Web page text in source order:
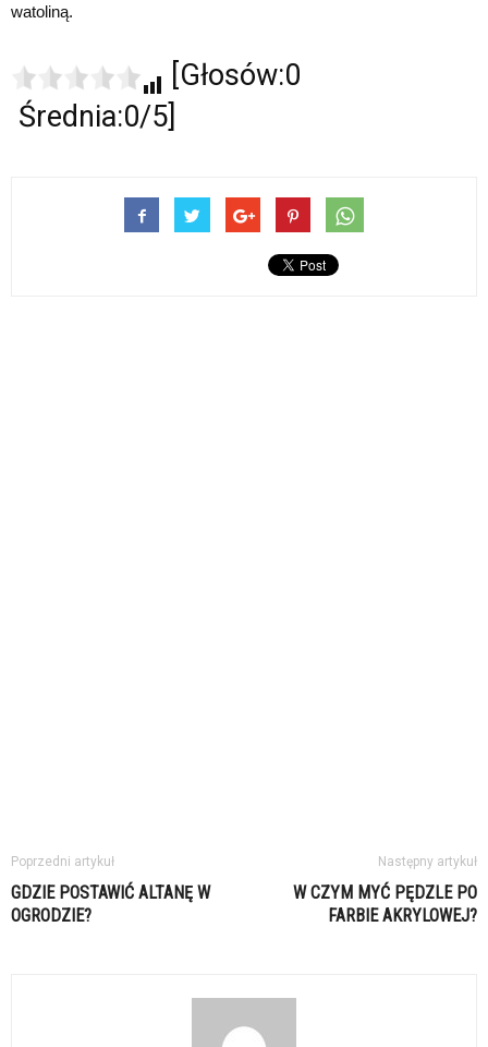
watoliną.
[Głosów:0
Średnia:0/5]
Poprzedni artykuł
GDZIE POSTAWIĆ ALTANĘ W
OGRODZIE?
Następny artykuł
W CZYM MYĆ PĘDZLE PO
FARBIE AKRYLOWEJ?